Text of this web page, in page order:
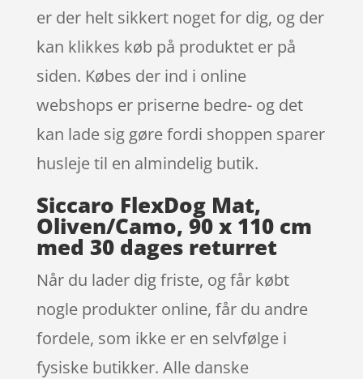
er der helt sikkert noget for dig, og der
kan klikkes køb på produktet er på
siden. Købes der ind i online
webshops er priserne bedre- og det
kan lade sig gøre fordi shoppen sparer
husleje til en almindelig butik.
Siccaro FlexDog Mat,
Oliven/Camo, 90 x 110 cm
med 30 dages returret
Når du lader dig friste, og får købt
nogle produkter online, får du andre
fordele, som ikke er en selvfølge i
fysiske butikker. Alle danske